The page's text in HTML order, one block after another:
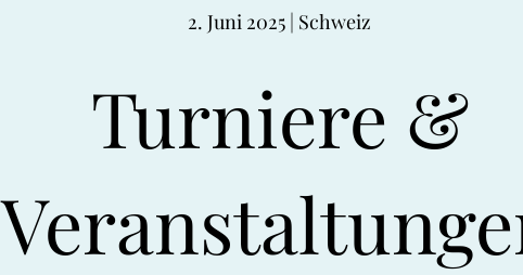
2. Juni 2025 | Schweiz
Turniere &